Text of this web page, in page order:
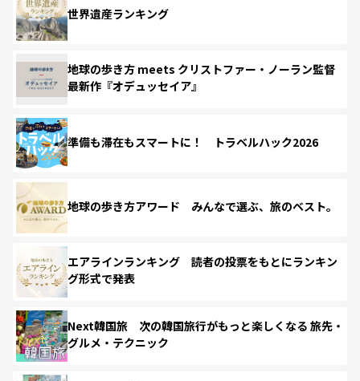
世界遺産ランキング
地球の歩き方 meets クリストファー・ノーラン監督
最新作『オデュッセイア』
準備も滞在もスマートに！ トラベルハック2026
地球の歩き方アワード みんなで選ぶ、旅のベスト。
エアラインランキング 読者の投票をもとにランキン
グ形式で発表
Next韓国旅 次の韓国旅行がもっと楽しくなる 旅先・
グルメ・テクニック